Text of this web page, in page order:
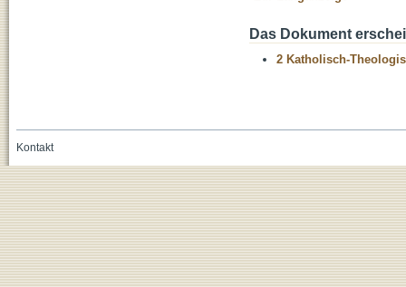
Das Dokument
2 Katholisch-
Kontakt